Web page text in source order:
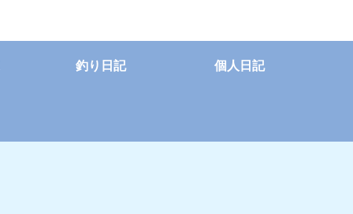
釣り日記 個人日記